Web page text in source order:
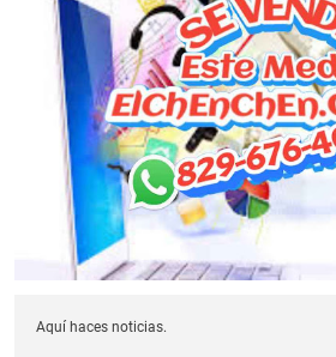
Aquí haces noticias.